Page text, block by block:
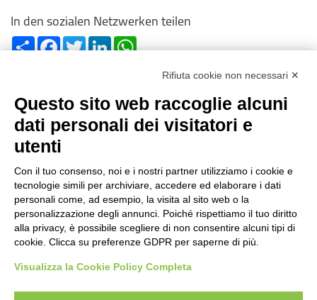
In den sozialen Netzwerken teilen
Share FacebookTwitterLinkedIn
Reg. Impr. C.C.I.A.A. 01996640239
R.E.A. 210602
Cod. Fisc. eP. IVA 01996640239
Capitale Sociale 1.500.000 i.v.
Informationen
FAQ
Rifiuta cookie non necessari ✕
Questo sito web raccoglie alcuni
dati personali dei visitatori e
utenti
Con il tuo consenso, noi e i nostri partner utilizziamo i cookie e
tecnologie simili per archiviare, accedere ed elaborare i dati
personali come, ad esempio, la visita al sito web o la
personalizzazione degli annunci. Poiché rispettiamo il tuo diritto
alla privacy, è possibile scegliere di non consentire alcuni tipi di
cookie. Clicca su preferenze GDPR per saperne di più.
Visualizza la Cookie Policy Completa